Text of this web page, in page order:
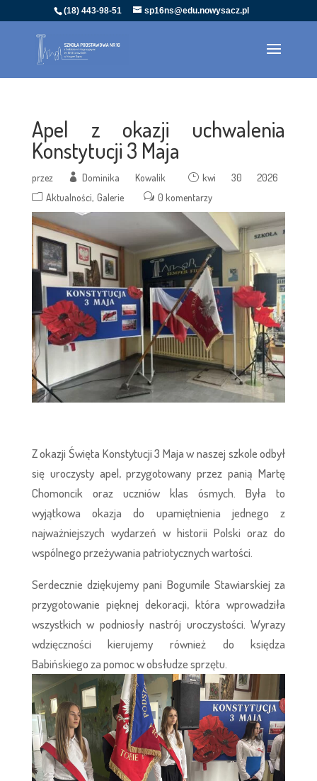
(18) 443-98-51 sp16ns@edu.nowysacz.pl
Apel z okazji uchwalenia
Konstytucji 3 Maja
przez Dominika Kowalik
kwi 30 2026
Aktualności Galerie 0 komentarzy
Z okazji Święta Konstytucji 3 Maja w naszej szkole odbył
się uroczysty apel, przygotowany przez panią Martę
Chomoncik oraz uczniów klas ósmych. Była to
wyjątkowa okazja do upamiętnienia jednego z
najważniejszych wydarzeń w historii Polski oraz do
wspólnego przeżywania patriotycznych wartości.
Serdecznie dziękujemy pani Bogumile Stawiarskiej za
przygotowanie pięknej dekoracji, która wprowadziła
wszystkich w podniosły nastrój uroczystości. Wyrazy
wdzięczności kierujemy również do księdza
Babińskiego za pomoc w obsłudze sprzętu.